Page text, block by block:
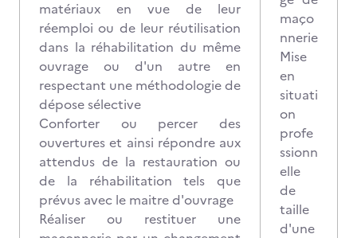
matériaux en vue de leur
réemploi ou de leur réutilisation
dans la réhabilitation du même
ouvrage ou d'un autre en
respectant une méthodologie de
dépose sélective
Conforter ou percer des
ouvertures et ainsi répondre aux
attendus de la restauration ou
de la réhabilitation tels que
prévus avec le maitre d'ouvrage
Réaliser ou restituer une
maço
nnerie
Mise
en
situati
on
profe
ssionn
elle
de
taille
d'une